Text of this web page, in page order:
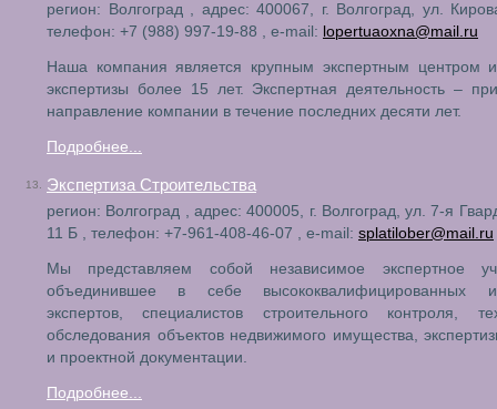
регион: Волгоград , адрес: 400067, г. Волгоград, ул.
телефон: +7 (988) 997-19-88 , e-mail: lopertuaoxna@mail.ru
Наша компания является крупным экспертным центром
экспертизы более 15 лет. Экспертная деятельность –
направление компании в течение последних десяти лет.
Подробнее...
13. Экспертиза Строительства
регион: Волгоград , адрес: 400005, г. Волгоград, ул. 7-я
11 Б , телефон: +7-961-408-46-07 , e-mail: splatilober@mail.ru
Мы представляем собой независимое экспертное
объединившее в себе высококвалифицированных
экспертов, специалистов строительного контроля,
обследования объектов недвижимого имущества,
и проектной документации.
Подробнее...